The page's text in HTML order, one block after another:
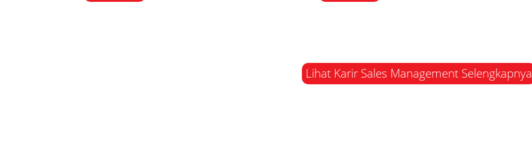
Lihat Karir Sales Management Selengkapnya